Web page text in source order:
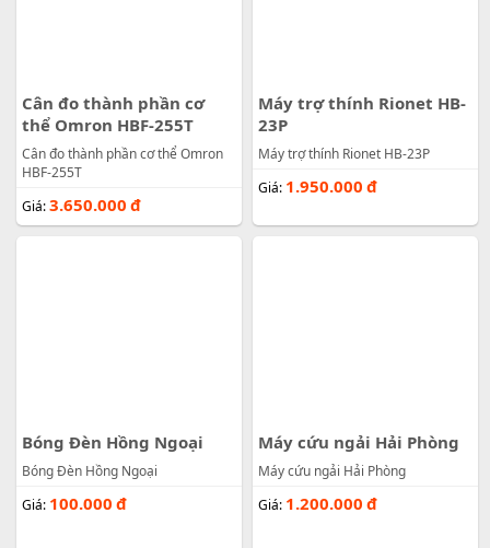
Cân đo thành phần cơ
thể Omron HBF-255T
Cân đo thành phần cơ thể Omron
HBF-255T
Giá:3.650.000 đ
Máy trợ thính Rionet HB-
23P
Máy trợ thính Rionet HB-23P
Giá: 1.950.000 đ
Bóng Đèn Hồng Ngoại
Bóng Đèn Hồng Ngoại
Giá: 100.000 đ
Máy cứu ngải Hải Phòng
Máy cứu ngải Hải Phòng
Giá: 1.200.000 đ